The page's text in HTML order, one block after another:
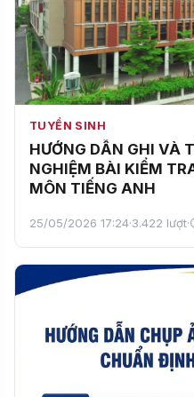
TUYỂN SINH
HƯỚNG DẪN GHI VÀ
NGHIỆM BÀI KIỂM
MÔN TIẾNG ANH
25/05/2026 17:24·3.422 lượt·